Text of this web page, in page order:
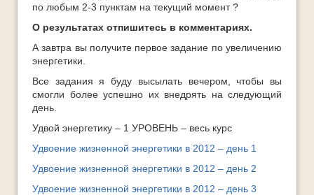
по любым 2-3 пунктам на текущий момент ?
О результатах отпишитесь в комментариях.
А завтра вы получите первое задание по увеличению
энергетики.
Все задания я буду высылать вечером, чтобы вы
смогли более успешно их внедрять на следующий
день.
Удвой энергетику – 1 УРОВЕНЬ – весь курс
Удвоение жизненной энергетики в 2012 – день 1
Удвоение жизненной энергетики в 2012 – день 2
Удвоение жизненной энергетики в 2012 – день 3